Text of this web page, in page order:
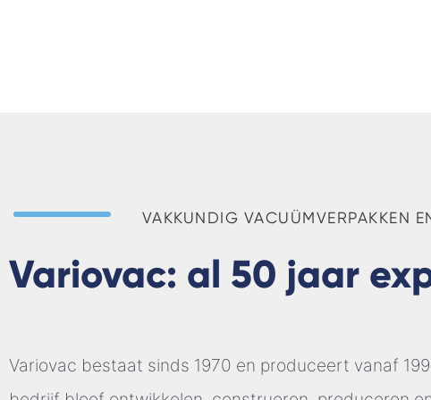
VAKKUNDIG VACUÜMVERPAKKEN
Variovac: al 50 jaar
Variovac bestaat sinds 1970 en produceert vanaf